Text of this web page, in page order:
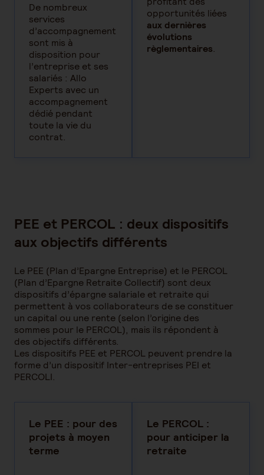
De nombreux
services
d’accompagnement
sont mis à
disposition pour
l’entreprise et ses
salariés : Allo
Experts avec un
accompagnement
dédié pendant
toute la vie du
contrat.
opportunités liées
aux dernières
évolutions
règlementaires.
PEE et PERCOL : deux dispositifs
aux objectifs différents
Le PEE (Plan d’Epargne Entreprise) et le PERCOL
(Plan d’Epargne Retraite Collectif) sont deux
dispositifs d’épargne salariale et retraite qui
permettent à vos collaborateurs de se constituer
un capital ou une rente (selon l’origine des
sommes pour le PERCOL), mais ils répondent à
des objectifs différents.
Les dispositifs PEE et PERCOL peuvent prendre la
forme d’un dispositif Inter-entreprises PEI et
PERCOLI.
Le PEE : pour des
projets à moyen
terme
Le PERCOL :
pour anticiper la
retraite